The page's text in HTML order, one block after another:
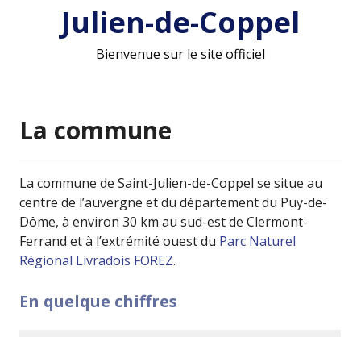
Julien-de-Coppel
Bienvenue sur le site officiel
La commune
La commune de Saint-Julien-de-Coppel se situe au
centre de l’auvergne et du département du Puy-de-
Dôme, à environ 30 km au sud-est de Clermont-
Ferrand et à l’extrémité ouest du Parc Naturel
Régional Livradois FOREZ.
En quelque chiffres